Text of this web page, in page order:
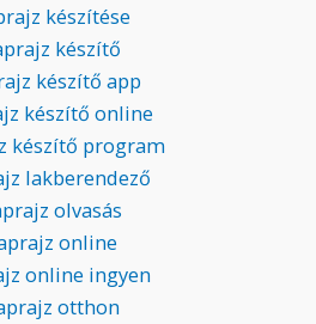
készítése
készítő
készítő app
készítő online
készítő program
lakberendező
olvasás
online
online ingyen
otthon